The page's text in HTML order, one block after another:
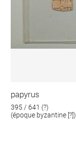
papyrus
395 / 641 (?)
(époque byzantine [?])